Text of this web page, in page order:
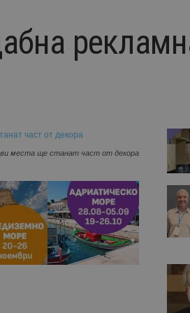
места ще станат част от декора